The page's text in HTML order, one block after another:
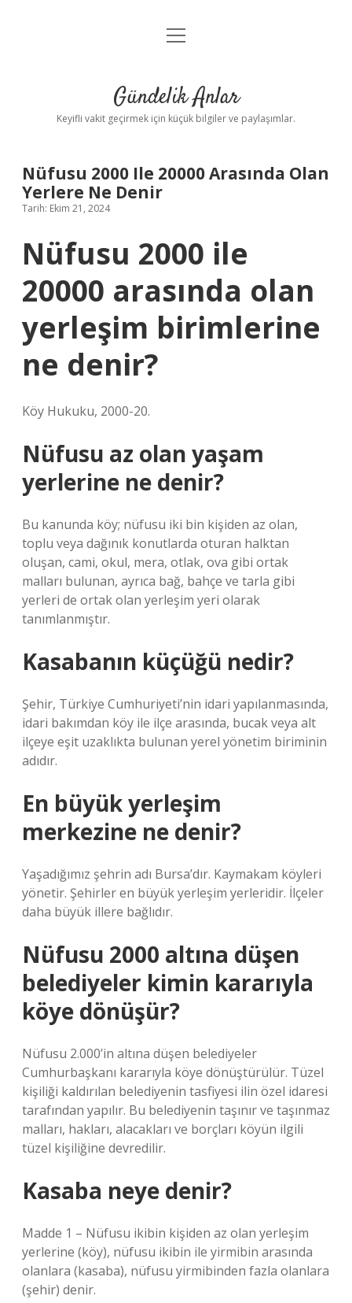
Anasayfa
Yasal Uyarı
menüyü
Gündelik Anlar
Keyifli vakit geçirmek için küçük bilgiler ve paylaşımlar.
Nüfusu 2000 Ile 20000 Arasında Olan
Yerlere Ne Denir
Tarih: Ekim 21, 2024
Nüfusu 2000 ile
20000 arasında olan
yerleşim birimlerine
ne denir?
Köy Hukuku, 2000-20.
Nüfusu az olan yaşam
yerlerine ne denir?
Bu kanunda köy; nüfusu iki bin kişiden az olan,
toplu veya dağınık konutlarda oturan halktan
oluşan, cami, okul, mera, otlak, ova gibi ortak
malları bulunan, ayrıca bağ, bahçe ve tarla gibi
yerleri de ortak olan yerleşim yeri olarak
tanımlanmıştır.
Kasabanın küçüğü nedir?
Şehir, Türkiye Cumhuriyeti’nin idari yapılanmasında,
idari bakımdan köy ile ilçe arasında, bucak veya alt
ilçeye eşit uzaklıkta bulunan yerel yönetim biriminin
adıdır.
En büyük yerleşim
merkezine ne denir?
Yaşadığımız şehrin adı Bursa’dır. Kaymakam köyleri
yönetir. Şehirler en büyük yerleşim yerleridir. İlçeler
daha büyük illere bağlıdır.
Nüfusu 2000 altına düşen
belediyeler kimin kararıyla
köye dönüşür?
Nüfusu 2.000’in altına düşen belediyeler
Cumhurbaşkanı kararıyla köye dönüştürülür. Tüzel
kişiliği kaldırılan belediyenin tasfiyesi ilin özel idaresi
tarafından yapılır. Bu belediyenin taşınır ve taşınmaz
malları, hakları, alacakları ve borçları köyün ilgili
tüzel kişiliğine devredilir.
Kasaba neye denir?
Madde 1 – Nüfusu ikibin kişiden az olan yerleşim
yerlerine (köy), nüfusu ikibin ile yirmibin arasında
olanlara (kasaba), nüfusu yirmibinden fazla olanlara
(şehir) denir.